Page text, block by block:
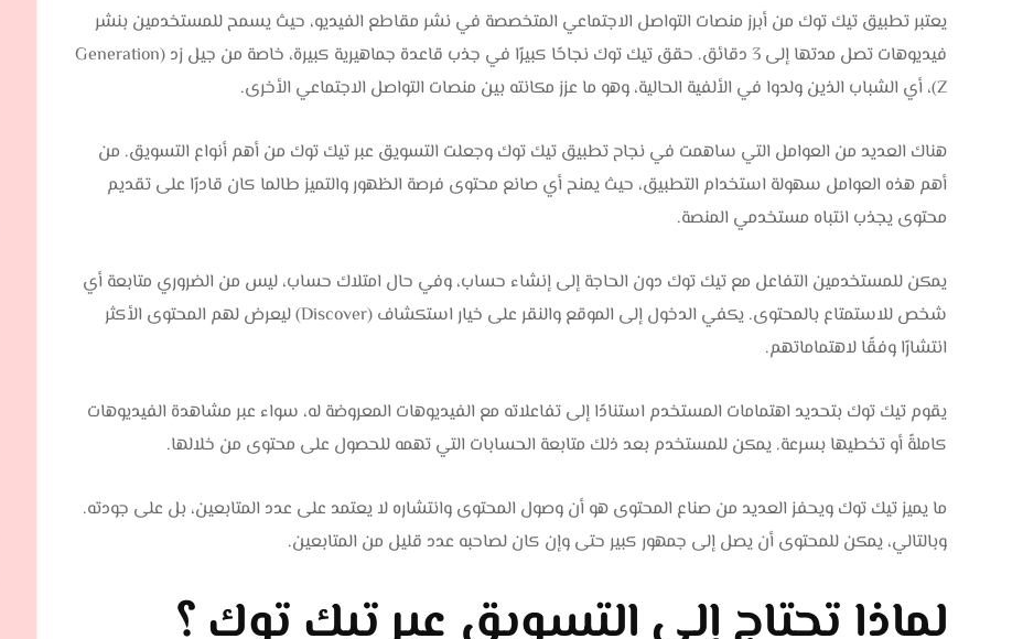
يعتبر تطبيق تيك توك من أبرز منصات التواصل الاجتماعي المتخصصة في نشر مقاطع الفيديو، حيث يسمح للمستخدمين بنشر
فيديوهات تصل مدتها إلى 3 دقائق. حقق تيك توك نجاحًا كبيرًا في جذب قاعدة جماهيرية كبيرة، خاصة من جيل زد (Generation
Z)، أي الشباب الذين ولدوا في الألفية الحالية، وهو ما عزز مكانته بين منصات التواصل الاجتماعي الأخرى.
هناك العديد من العوامل التي ساهمت في نجاح تطبيق تيك توك وجعلت التسويق عبر تيك توك من أهم أنواع التسويق. من
أهم هذه العوامل سهولة استخدام التطبيق، حيث يمنح أي صانع محتوى فرصة الظهور والتميز طالما كان قادرًا على تقديم
محتوى يجذب انتباه مستخدمي المنصة.
يمكن للمستخدمين التفاعل مع تيك توك دون الحاجة إلى إنشاء حساب، وفي حال امتلاك حساب، ليس من الضروري متابعة أي
شخص للاستمتاع بالمحتوى. يكفي الدخول إلى الموقع والنقر على خيار استكشاف (Discover) ليعرض لهم المحتوى الأكثر
انتشارًا وفقًا لاهتماماتهم.
يقوم تيك توك بتحديد اهتمامات المستخدم استنادًا إلى تفاعلاته مع الفيديوهات المعروضة له، سواء عبر مشاهدة الفيديوهات
كاملةً أو تخطيها بسرعة. يمكن للمستخدم بعد ذلك متابعة الحسابات التي تهمه للحصول على محتوى من خلالها.
ما يميز تيك توك ويحفز العديد من صناع المحتوى هو أن وصول المحتوى وانتشاره لا يعتمد على عدد المتابعين، بل على جودته.
وبالتالي، يمكن للمحتوى أن يصل إلى جمهور كبير حتى وإن كان لصاحبه عدد قليل من المتابعين.